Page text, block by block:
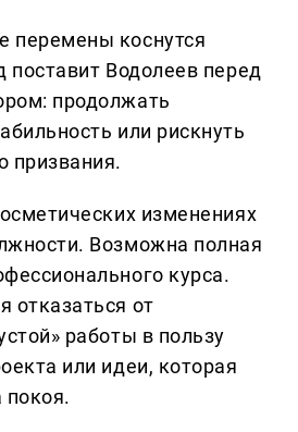
перемены коснутся
поставит Водолеев перед
продолжать
или рискнуть
призвания.
изменениях
Возможна полная
курса.
отказаться от
работы в пользу
или идеи, которая
покоя.